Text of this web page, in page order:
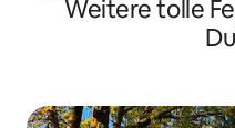
Weitere tolle